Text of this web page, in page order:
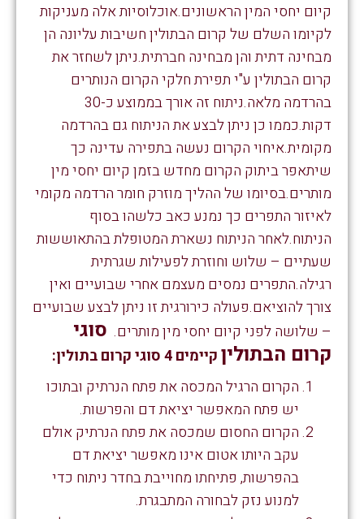
קיום יחסי המין הראשונים.אוכלוסיות אלה מעניקות
לקיומו השלם של קרום הבתולין חשיבות עליונה הן
מבחינה דתית והן מבחינה חברתית.ניתן לשחזר את
קרום הבתולין ע"י תפירת חלקי הקרום הנותרים
בהרדמה מלאה.ניתוח זה אורך בממוצע כ-30
דקות.כממו כן ניתן לבצע את הניתוח גם בהרדמה
מקומית.איחוי הקרום נעשה בתפירה עדינה כך
שיתאפר ביתוק הקרום מחדש בזמן קיום יחסי מין
מותרים.בסיומו של ההליך מוזרק חומר הרדמה מקומי
לאיזור התפרים כך נמנע כאב כלשהו בסוף
הניתוח.לאחר הניתוח נשארת המטופלת בהתאוששות
שעתיים – שלוש וחוזרת לפעילות שגרתית
רגילה.התפרים נמסים מעצמם אחרי שבועיים ואין
צורך להוציאם.פעולה כירורגית זו ניתן לבצע שבועיים
– שלושה לפני קיום יחסי מין מותרים. סוגי
קרום הבתוליןקיימים 4 סוגי קרום בתולין:
הקרום הרגיל המכסה את פתח הנרתיק ובתוכו
יש פתח המאפשר יציאת דם והפרשות.
הקרום החסום שמכסה את פתח הנרתיק אולם
עקב היותו אטום אינו מאפשר יציאת דם
בהפרשות, פתיחתו מחוייבת בחדר ניתוח כדי
למנוע נזק לבחורה המתבגרת.